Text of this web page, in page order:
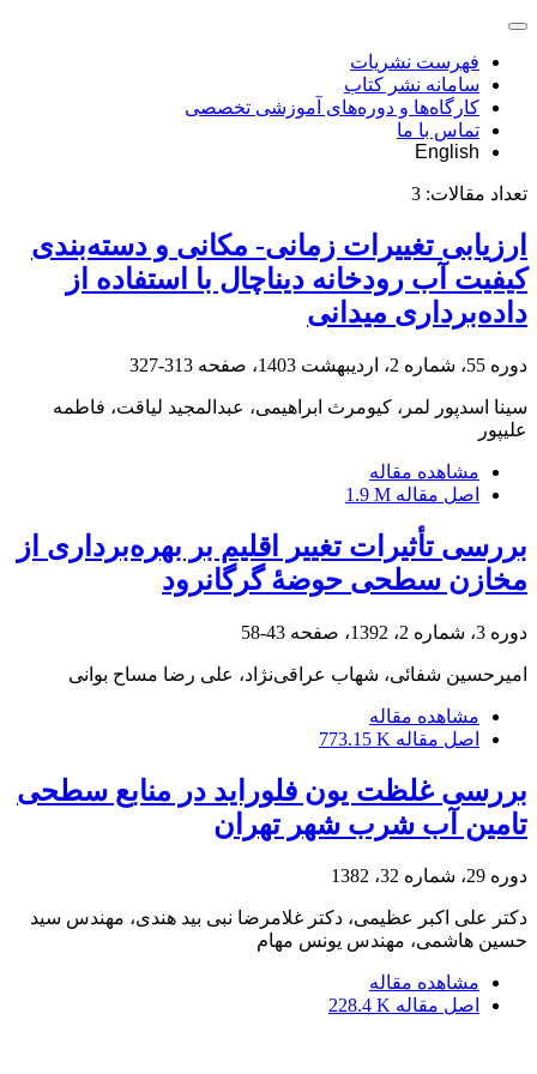
فهرست نشریات
سامانه نشر کتاب
کارگاه‌ها و دوره‌های آموزشی تخصصی
تماس با ما
English
تعداد مقالات: 3
ارزیابی تغییرات زمانی- مکانی و دسته‌بندی
کیفیت آب رودخانه دیناچال با استفاده از
داده‌برداری میدانی
دوره 55، شماره 2، اردیبهشت 1403، صفحه 313-327
سینا اسدپور لمر، کیومرث ابراهیمی، عبدالمجید لیاقت، فاطمه
علیپور
مشاهده مقاله
اصل مقاله 1.9 M
بررسی تأثیرات تغییر اقلیم بر بهره‌برداری از
مخازن سطحی حوضۀ گرگانرود
دوره 3، شماره 2، 1392، صفحه 43-58
امیرحسین شفائی، شهاب عراقی‌نژاد، علی رضا مساح بوانی
مشاهده مقاله
اصل مقاله 773.15 K
بررسی غلظت یون فلوراید در منابع سطحی
تامین آب شرب شهر تهران
دوره 29، شماره 32، 1382
دکتر علی اکبر عظیمی، دکتر غلامرضا نبی بید هندی، مهندس سید
حسین هاشمی، مهندس یونس مهام
مشاهده مقاله
اصل مقاله 228.4 K